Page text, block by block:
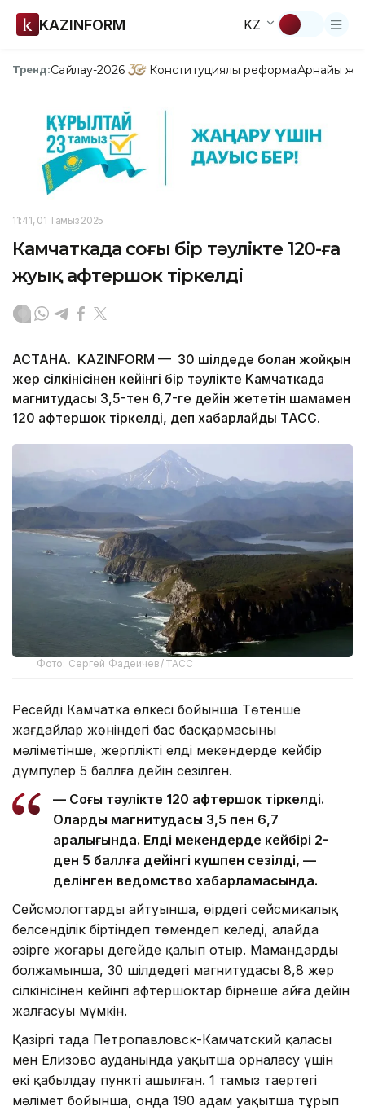
KAZINFORM KZ
Тренд:Сайлау-2026 Конституциялық реформаАрнайы
11:41, 01 Тамыз 2025
Камчаткада соңғы бір тәулікте 120-ға
жуық афтершок тіркелді
АСТАНА. KAZINFORM — 30 шілдеде болған жойқын
жер сілкінісінен кейінгі бір тәулікте Камчаткада
магнитудасы 3,5-тен 6,7-ге дейін жететін шамамен
120 афтершок тіркелді, деп хабарлайды ТАСС.
Фото: Сергей Фадеичев/ ТАСС
Ресейдің Камчатка өлкесі бойынша Төтенше
жағдайлар жөніндегі бас басқармасының
мәліметінше, жергілікті елді мекендерде кейбір
дүмпулер 5 баллға дейін сезілген.
— Соңғы тәулікте 120 афтершок тіркелді.
Олардың магнитудасы 3,5 пен 6,7
аралығында. Елді мекендерде кейбірі 2-
ден 5 баллға дейінгі күшпен сезілді, —
делінген ведомство хабарламасында.
Сейсмологтардың айтуынша, өңірдегі сейсмикалық
белсенділік біртіндеп төмендеп келеді, алайда
әзірге жоғары деңгейде қалып отыр. Мамандардың
болжамынша, 30 шілдедегі магнитудасы 8,8 жер
сілкінісінен кейінгі афтершоктар бірнеше айға дейін
жалғасуы мүмкін.
Қазіргі таңда Петропавловск-Камчатский қаласы
мен Елизово ауданында уақытша орналасу үшін
екі қабылдау пункті ашылған. 1 тамыз таңертеңгі
мәлімет бойынша, онда 190 адам уақытша тұрып